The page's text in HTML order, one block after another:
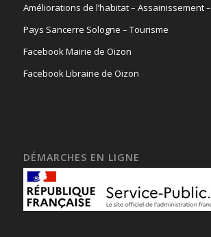
Améliorations de l’habitat– Assainissement–
Pays Sancerre Sologne – Tourisme
Facebook Mairie de Oizon
Facebook Librairie de Oizon
DÉMARCHES EN LIGNE